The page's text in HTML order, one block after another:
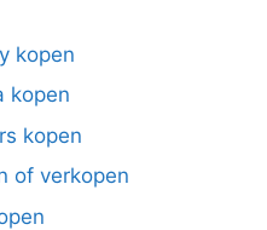
kopen
kopen
kopen
of verkopen